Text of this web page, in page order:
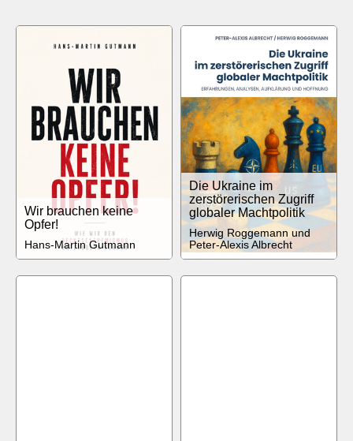
Wir brauchen keine
Opfer!
Hans-Martin Gutmann
Die Ukraine im
zerstörerischen Zugriff
globaler Machtpolitik
Herwig Roggemann und
Peter-Alexis Albrecht